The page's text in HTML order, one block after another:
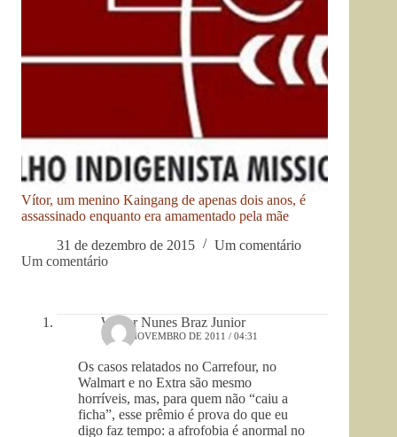
Vítor, um menino Kaingang de apenas dois anos, é
assassinado enquanto era amamentado pela mãe
31 de dezembro de 2015
Um comentário
Um comentário
Walter Nunes Braz Junior
13 DE NOVEMBRO DE 2011 / 04:31
Os casos relatados no Carrefour, no
Walmart e no Extra são mesmo
horríveis, mas, para quem não “caiu a
ficha”, esse prêmio é prova do que eu
digo faz tempo: a afrofobia é anormal no